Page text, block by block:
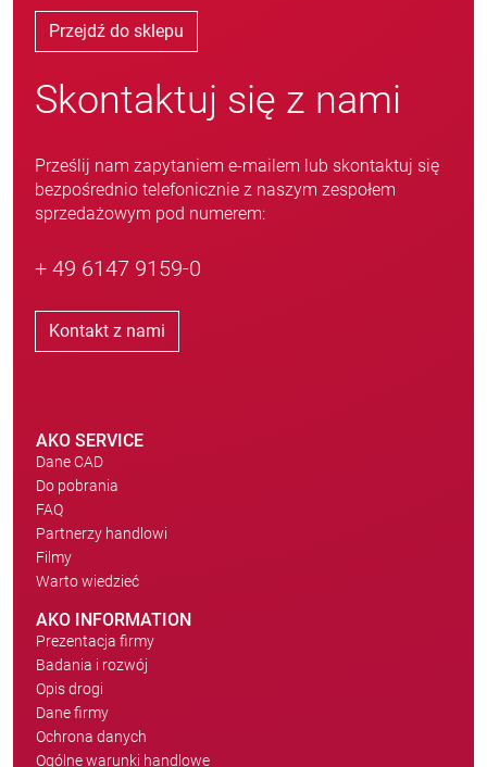
Przejdź do sklepu
Skontaktuj się z nami
Prześlij nam zapytaniem e-mailem lub skontaktuj się
bezpośrednio telefonicznie z naszym zespołem
sprzedażowym pod numerem:
+ 49 6147 9159-0
Kontakt z nami
AKO SERVICE
Dane CAD
Do pobrania
FAQ
Partnerzy handlowi
Filmy
Warto wiedzieć
AKO INFORMATION
Prezentacja firmy
Badania i rozwój
Opis drogi
Dane firmy
Ochrona danych
Ogólne warunki handlowe